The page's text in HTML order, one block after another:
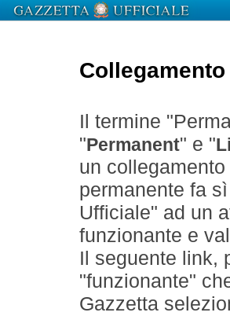
Il termine
" Permanent" e "
un
permanente fa
Ufficiale" ad un
funzionante e
Il seguente link,
"funzionante"
Gazzetta